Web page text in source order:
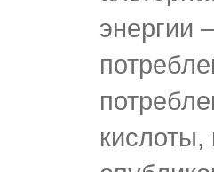
энергии
кислоты,